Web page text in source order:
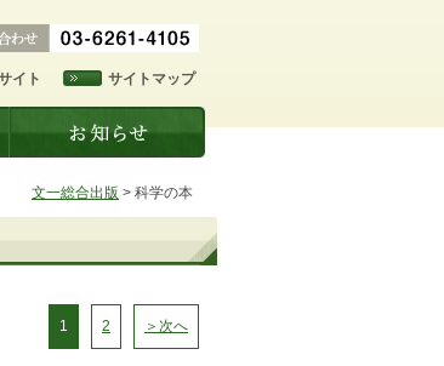
サイトマップ
イト
文一総合出版 > 科学の本
1 2 ＞次へ